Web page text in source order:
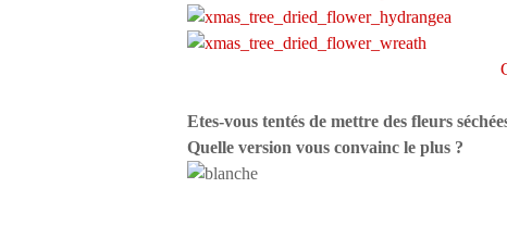
Etes-vous tentés de mettre des fleurs
Quelle version vous convainc le plus ?